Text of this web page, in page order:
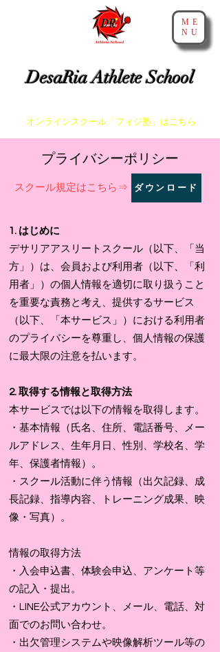
DesaRia Athlete School
ME
NU
​オンラインスクール「フィジ塾」はこちら
​プライバシーポリシー
​スクール規定はこちら⇒ ダウンロード
1. はじめに
デサリアアスリートスクール（以下、「当
方」）は、会員および利用者（以下、「利
用者」）の個人情報を適切に取り扱うこと
を重要な責務と考え、提供するサービス
（以下、「本サービス」）における利用者
のプライバシーを尊重し、個人情報の保護
に最大限の注意を払います。
2. 取得する情報と取得方法
​本サービスでは以下の情報を取得します。
・基本情報（氏名、住所、電話番号、メー
ルアドレス、生年月日、性別、学校名、学
年、保護者情報）。
・スクール活動に伴う情報（出欠記録、成
長記録、指導内容、トレーニング成果、映
像・写真）。​
​情報の取得方法
・入会申込書、体験会申込、アンケート等
の記入・提出。
・LINE公式アカウント、メール、電話、対
面でのお問い合わせ。
・出欠管理システムや映像解析ツール等の